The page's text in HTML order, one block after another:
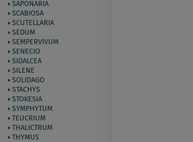
SAPONARIA
SCABIOSA
SCUTELLARIA
SEDUM
SEMPERVIVUM
SENECIO
SIDALCEA
SILENE
SOLIDAGO
STACHYS
STOKESIA
SYMPHYTUM
TEUCRIUM
THALICTRUM
THYMUS